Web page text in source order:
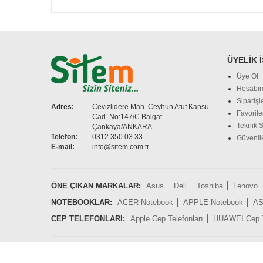
Adres:
Cevizlidere Mah. Ceyhun Atuf Kansu
Cad. No:147/C Balgat -
Çankaya/ANKARA
Telefon:
0312 350 03 33
E-mail:
info@sitem.com.tr
ÜYELIK
Üye Ol
Teknik
ÖNE ÇIKAN MARKALAR: Asus Dell Toshiba Lenovo
NOTEBOOKLAR:
ACER Notebook APPLE Notebook
CEP TELEFONLARI:
Apple Cep Telefonları HUAWEI Cep